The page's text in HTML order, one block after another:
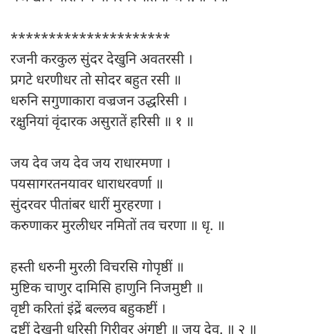
*********************
रजनी करकुल सुंदर देखुनि अवतरसी ।
प्रगटे धरणीधर तो सोदर बहुत रसी ॥
धरुनि सगुणाकारा वज्रजन उद्धरिसी ।
रक्षुनियां वृंदारक असुरातें हरिसी ॥ १ ॥
जय देव जय देव जय राधारमणा ।
पयसागरतनयावर धाराधरवर्णा ॥
सुंदरवर पीतांबर धारीं मुरहरणा ।
करुणाकर मुरलीधर नमितों तव चरणा ॥ धृ. ॥
हस्ती धरुनी मुरली विचरसि गोपृष्ठीं ॥
मुष्टिक चाणुर दामिसि हाणुनि निजमुष्टी ॥
वृष्टी करितां इंद्रें बल्लव बहुकष्टीं ।
दृष्टीं देखुनी धरिसी गिरीवर अंगुष्टी ॥ जय देव. ॥ २ ॥